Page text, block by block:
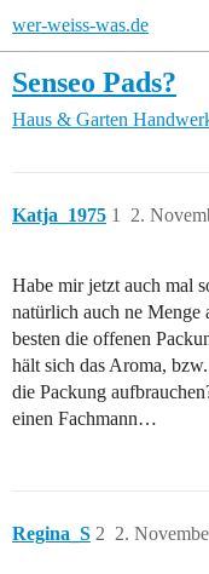
wer-weiss-was.de
Senseo Pads?
Haus & Garten
Katja_1975 2.
1
Habe mir jetzt auch mal
natürlich auch ne Menge
besten die offenen
hält sich das Aroma,
die Packung
einen Fachmann…
Regina_S 2.
2